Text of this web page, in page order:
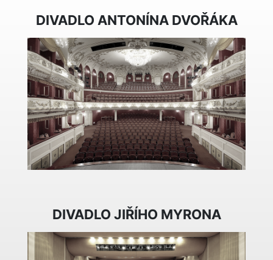
DIVADLO ANTONÍNA DVOŘÁKA
DIVADLO JIŘÍHO MYRONA